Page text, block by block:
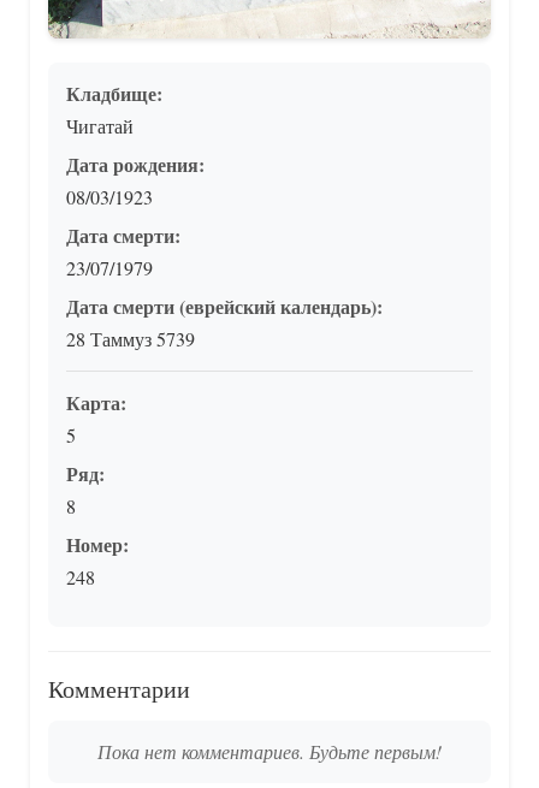
Кладбище:
Чигатай
Дата рождения:
08/03/1923
Дата смерти:
23/07/1979
Дата смерти (еврейский календарь):
28 Таммуз 5739
Карта:
5
Ряд:
8
Номер:
248
Комментарии
Пока нет комментариев. Будьте первым!